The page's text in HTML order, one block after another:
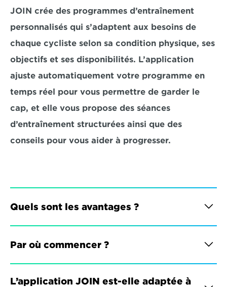
JOIN crée des programmes d’entraînement
personnalisés qui s’adaptent aux besoins de
chaque cycliste selon sa condition physique, ses
objectifs et ses disponibilités. L’application
ajuste automatiquement votre programme en
temps réel pour vous permettre de garder le
cap, et elle vous propose des séances
d’entraînement structurées ainsi que des
conseils pour vous aider à progresser.
Quels sont les avantages ?
Par où commencer ?
L’application JOIN est-elle adaptée à